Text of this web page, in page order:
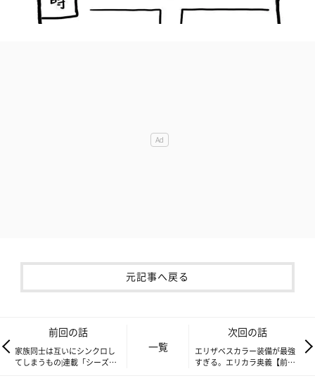
元記事へ戻る
前回の話
家族同士は互いにシンクロし
てしまうもの|連載「シーズー
一覧
次回の話
エリザベスカラー装備が最強
すぎる。エリカラ奥義【前